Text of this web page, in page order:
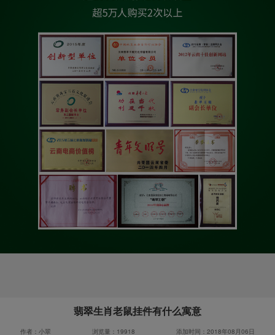
翡翠生肖老鼠挂件有什么寓意
作者：小翠 浏览量：19918 添加时间：2018年08月06日